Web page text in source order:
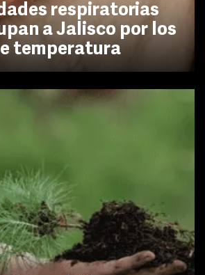
respiratorias
a Jalisco por los
temperatura